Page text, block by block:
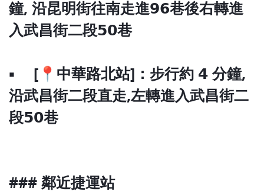
鐘‚ 沿昆明街往南走進𝟵𝟲巷後右轉進
入武昌街二段𝟱𝟬巷
▪ [📍中華路北站]：步行約 𝟰 分鐘‚
沿武昌街二段直走‚左轉進入武昌街二
段𝟱𝟬巷
### 鄰近捷運站